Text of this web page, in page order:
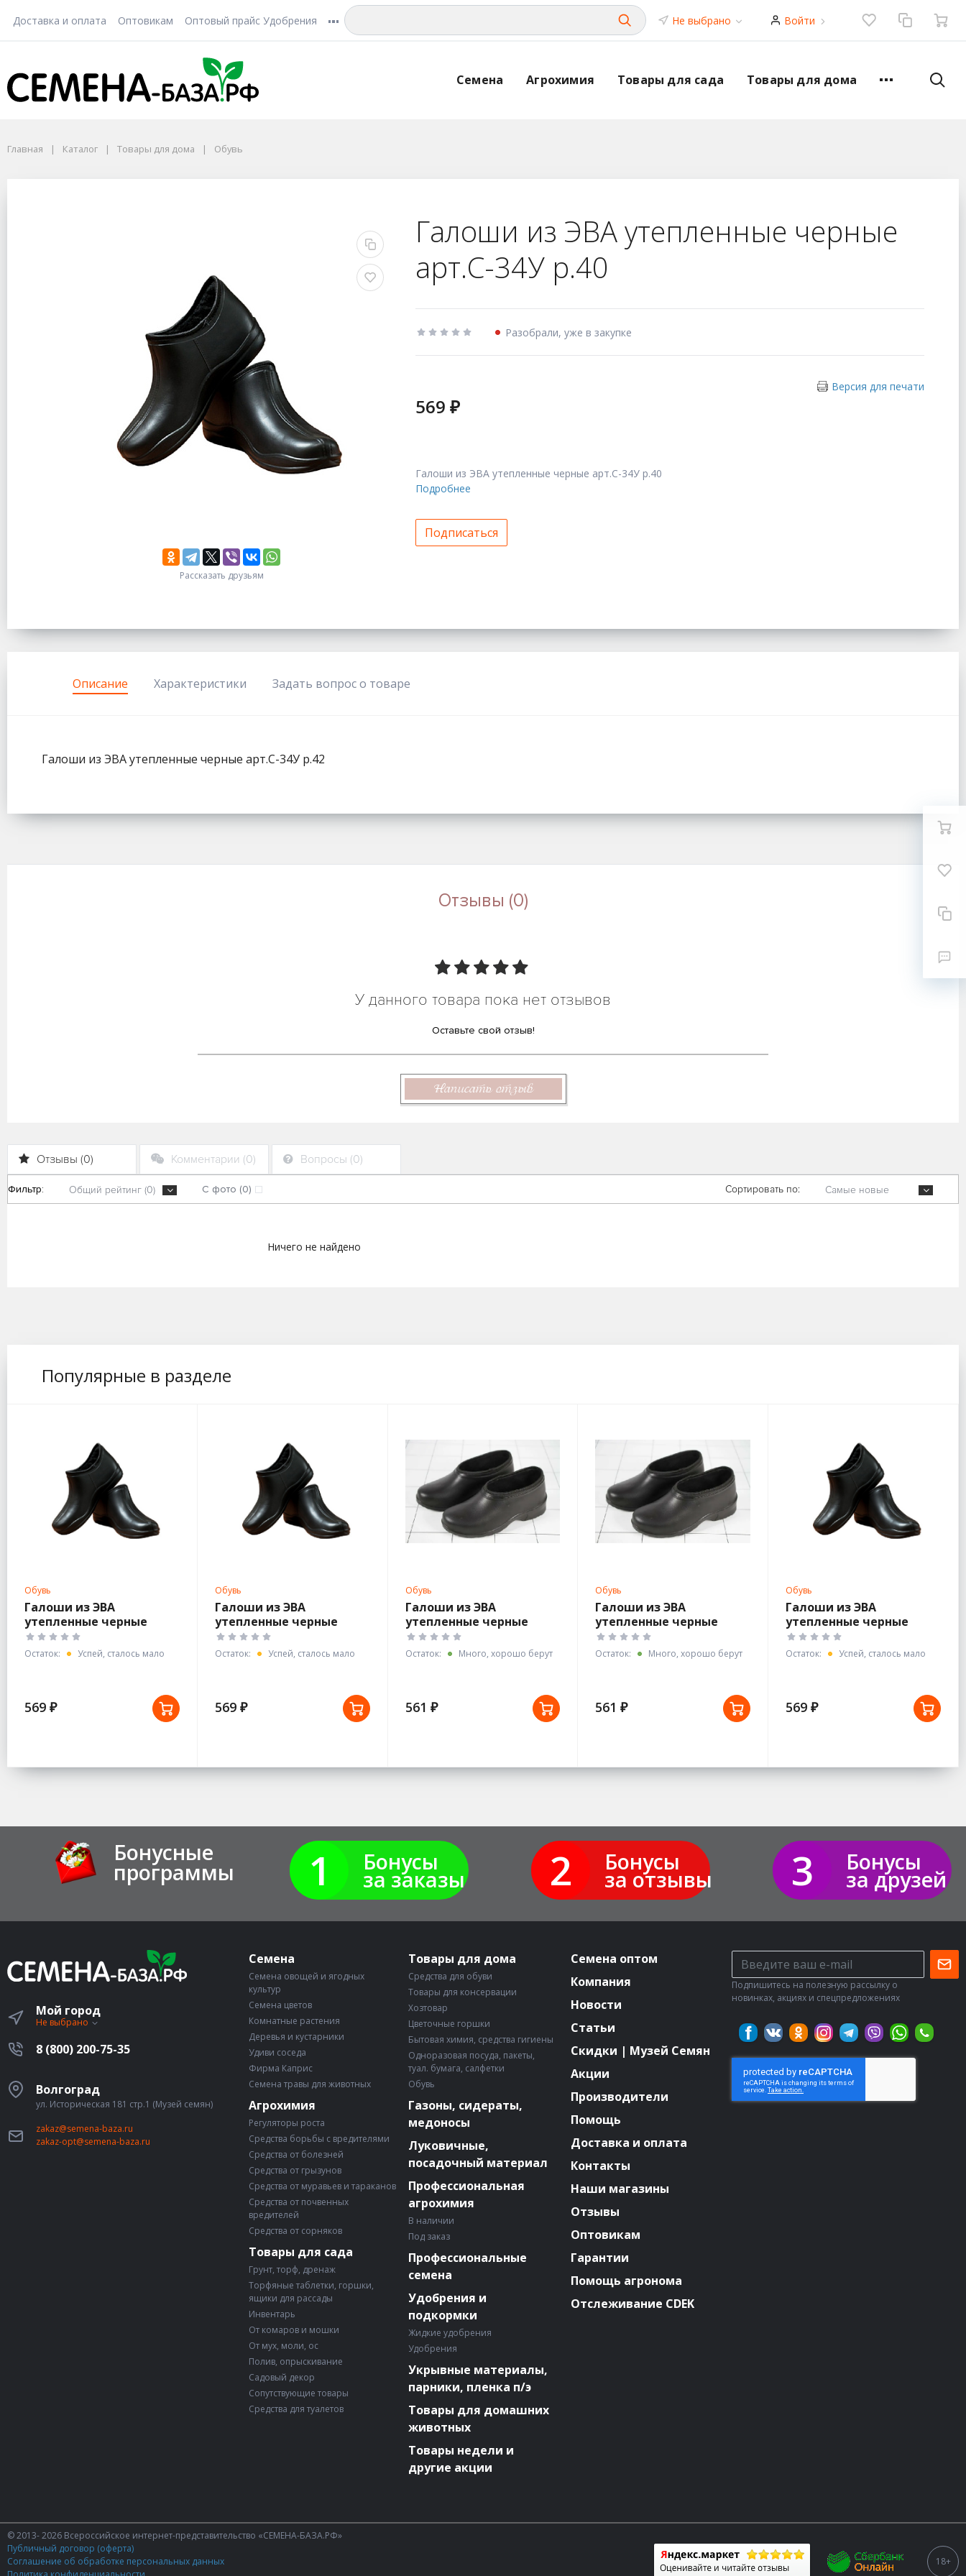
Доставка и оплата Оптовикам Оптовый прайс Удобрения Не выбрано Войти
Семена Агрохимия Товары для сада Товары для дома
Главная Каталог Товары для дома Обувь
Рассказать друзьям
Галоши из ЭВА утепленные черные
арт.С-34У р.40
Разобрали, уже в закупке
Версия для печати
569 ₽
Галоши из ЭВА утепленные черные арт.С-34У р.40
Подробнее
Подписаться
Описание Характеристики Задать вопрос о товаре
Галоши из ЭВА утепленные черные арт.С-34У р.42
Отзывы (0)
У данного товара пока нет отзывов
Оставьте свой отзыв!
Написать отзыв
Отзывы (0) Комментарии (0) Вопросы (0)
Фильтр: Общий рейтинг (0) С фото (0) Сортировать по: Самые новые
Ничего не найдено
Популярные в разделе
Обувь
Галоши из ЭВА
утепленные черные
арт.С-34У р.46
Остаток: Успей, сталось мало
569 ₽
Обувь
Галоши из ЭВА
утепленные черные
арт.С-34У р.44
Остаток: Успей, сталось мало
569 ₽
Обувь
Галоши из ЭВА
утепленные черные
арт.С-35У р.39
Остаток: Много, хорошо берут
561 ₽
Обувь
Галоши из ЭВА
утепленные черные
арт.С-35У р.38
Остаток: Много, хорошо берут
561 ₽
Обувь
Галоши из ЭВА
утепленные черные
арт.С-34У р.45
Остаток: Успей, сталось мало
569 ₽
Бонусные
программы 1 Бонусы
за заказы 2 Бонусы
за отзывы 3 Бонусы
за друзей
Мой город
Не выбрано
8 (800) 200-75-35
Волгоград
ул. Историческая 181 стр.1 (Музей семян)
zakaz@semena-baza.ru
zakaz-opt@semena-baza.ru
Семена
Семена овощей и ягодных
культур
Семена цветов
Комнатные растения
Деревья и кустарники
Удиви соседа
Фирма Каприс
Семена травы для животных
Агрохимия
Регуляторы роста
Средства борьбы с вредителями
Средства от болезней
Средства от грызунов
Средства от муравьев и тараканов
Средства от почвенных
вредителей
Средства от сорняков
Товары для сада
Грунт, торф, дренаж
Торфяные таблетки, горшки,
ящики для рассады
Инвентарь
От комаров и мошки
От мух, моли, ос
Полив, опрыскивание
Садовый декор
Сопутствующие товары
Средства для туалетов
Товары для дома
Средства для обуви
Товары для консервации
Хозтовар
Цветочные горшки
Бытовая химия, средства гигиены
Одноразовая посуда, пакеты,
туал. бумага, салфетки
Обувь
Газоны, сидераты,
медоносы
Луковичные,
посадочный материал
Профессиональная
агрохимия
В наличии
Под заказ
Профессиональные
семена
Удобрения и
подкормки
Жидкие удобрения
Удобрения
Укрывные материалы,
парники, пленка п/э
Товары для домашних
животных
Товары недели и
другие акции
Семена оптом
Компания
Новости
Статьи
Скидки | Музей Семян
Акции
Производители
Помощь
Доставка и оплата
Контакты
Наши магазины
Отзывы
Оптовикам
Гарантии
Помощь агронома
Отслеживание CDEK
Подпишитесь на полезную рассылку о
новинках, акциях и спецпредложениях
© 2013- 2026 Всероссийское интернет-представительство «СЕМЕНА-БАЗА.РФ»
Публичный договор (оферта)
Соглашение об обработке персональных данных
18+